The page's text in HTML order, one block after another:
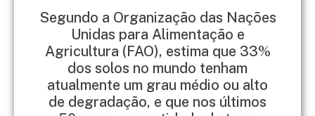
Segundo a Organização das Nações
Unidas para Alimentação e
Agricultura (FAO), estima que 33%
dos solos no mundo tenham
atualmente um grau médio ou alto
de degradação, e que nos últimos